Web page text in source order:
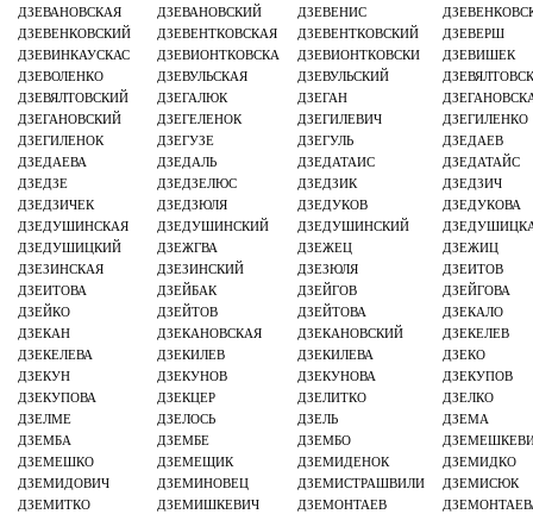
ДЗЕВАНОВСКАЯ
ДЗЕВАНОВСКИЙ ДЗЕВЕНИС
ДЗЕВЕНКОВСКИЙ
ДЗЕВЕНТКОВСКАЯ ДЗЕВЕНТКОВСКИЙ
ДЗЕВЕРШ
ДЗЕВИНКАУСКАС
ДЗЕВИОНТКОВСКА ДЗЕВИОНТКОВСКИ
ДЗЕВИШЕК
ДЗЕВОЛЕНКО
ДЗЕВУЛЬСКАЯ ДЗЕВУЛЬСКИЙ
ДЗЕВЯЛТОВСКИЙ
ДЗЕГАЛЮК ДЗЕГАН
ДЗЕГАНОВСКИЙ
ДЗЕГЕЛЕНОК ДЗЕГИЛЕВИЧ
ДЗЕГИЛЕНКО
ДЗЕГИЛЕНОК
ДЗЕГУЗЕ ДЗЕГУЛЬ
ДЗЕДАЕВ
ДЗЕДАЕВА
ДЗЕДАЛЬ ДЗЕДАТАИС
ДЗЕДАТАЙС
ДЗЕДЗЕ
ДЗЕДЗЕЛЮС ДЗЕДЗИК
ДЗЕДЗИЧ
ДЗЕДЗИЧЕК
ДЗЕДЗЮЛЯ ДЗЕДУКОВ
ДЗЕДУКОВА
ДЗЕДУШИНСКАЯ
ДЗЕДУШИНСКИЙ ДЗЕДУШИНСКИЙ
ДЗЕДУШИЦКИЙ
ДЗЕЖГВА ДЗЕЖЕЦ
ДЗЕЖИЦ
ДЗЕЗИНСКАЯ
ДЗЕЗИНСКИЙ ДЗЕЗЮЛЯ
ДЗЕИТОВ
ДЗЕИТОВА
ДЗЕЙБАК ДЗЕЙГОВ
ДЗЕЙГОВА
ДЗЕЙКО
ДЗЕЙТОВ ДЗЕЙТОВА
ДЗЕКАЛО
ДЗЕКАН
ДЗЕКАНОВСКАЯ ДЗЕКАНОВСКИЙ
ДЗЕКЕЛЕВ
ДЗЕКЕЛЕВА
ДЗЕКИЛЕВ ДЗЕКИЛЕВА
ДЗЕКО
ДЗЕКУН
ДЗЕКУНОВ ДЗЕКУНОВА
ДЗЕКУПОВ
ДЗЕКУПОВА
ДЗЕКЦЕР ДЗЕЛИТКО
ДЗЕЛКО
ДЗЕЛМЕ
ДЗЕЛОСЬ ДЗЕЛЬ
ДЗЕМА
ДЗЕМБА
ДЗЕМБЕ ДЗЕМБО
ДЗЕМЕШКО
ДЗЕМЕЩИК ДЗЕМИДЕНОК
ДЗЕМИДКО
ДЗЕМИДОВИЧ
ДЗЕМИНОВЕЦ ДЗЕМИСТРАШВИЛИ
ДЗЕМИСЮК
ДЗЕМИТКО
ДЗЕМИШКЕВИЧ ДЗЕМОНТАЕВ